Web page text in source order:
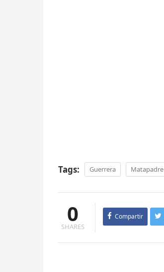
Tags: Guerrera Matapadre
0
SHARES
Compartir